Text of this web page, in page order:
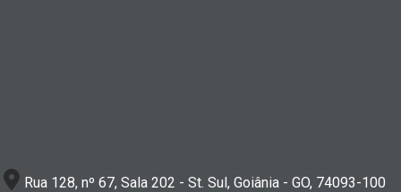
Rua 128, nº 67, Sala 202 - St. Sul, Goiânia - GO, 74093-100